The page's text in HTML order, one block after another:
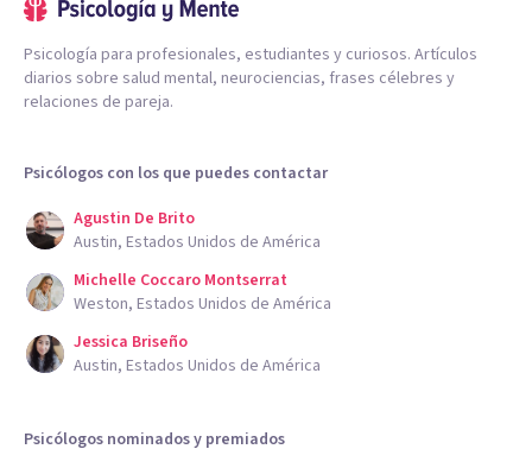
Psicología para profesionales, estudiantes y curiosos. Artículos
diarios sobre salud mental, neurociencias, frases célebres y
relaciones de pareja.
Psicólogos con los que puedes contactar
Agustin De Brito
Austin, Estados Unidos de América
Michelle Coccaro Montserrat
Weston, Estados Unidos de América
Jessica Briseño
Austin, Estados Unidos de América
Psicólogos nominados y premiados